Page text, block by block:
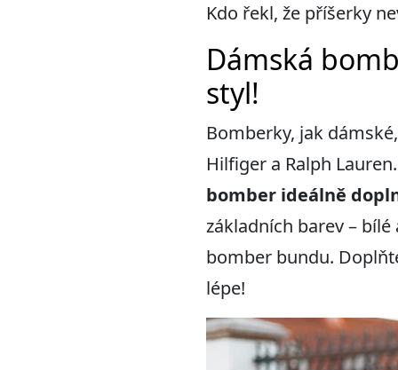
Kdo řekl, že příšerky
Dámská
styl!
Bomberky, jak
Hilfiger a Ralph Lauren.
bomber ideálně
základních barev –
bomber bundu.
lépe!